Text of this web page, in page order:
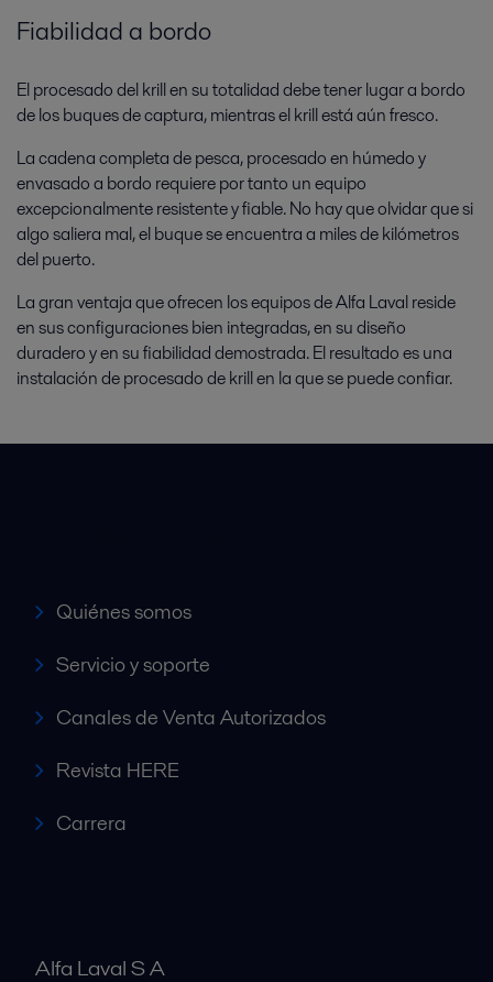
Fiabilidad a bordo
El procesado del krill en su totalidad debe tener lugar a bordo
de los buques de captura, mientras el krill está aún fresco.
La cadena completa de pesca, procesado en húmedo y
envasado a bordo requiere por tanto un equipo
excepcionalmente resistente y fiable. No hay que olvidar que si
algo saliera mal, el buque se encuentra a miles de kilómetros
del puerto.
La gran ventaja que ofrecen los equipos de Alfa Laval reside
en sus configuraciones bien integradas, en su diseño
duradero y en su fiabilidad demostrada. El resultado es una
instalación de procesado de krill en la que se puede confiar.
Quiénes somos
Servicio y soporte
Canales de Venta Autorizados
Revista HERE
Carrera
Alfa Laval S A